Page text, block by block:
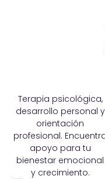
Terapia psicológica,
desarrollo personal y
orientación
profesional.
apoyo para tu
bienestar emocional
y crecimiento.